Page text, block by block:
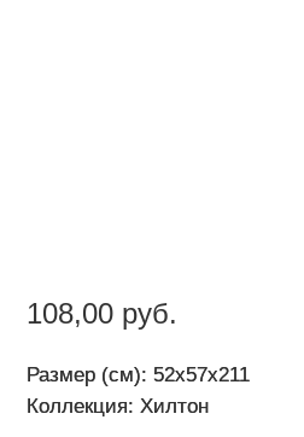
108,00 руб.
Размер (см): 52x57x211
Коллекция: Хилтон